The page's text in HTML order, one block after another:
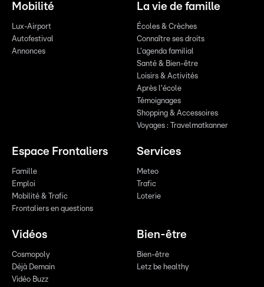
Mobilité
Lux-Airport
Autofestival
Annonces
La vie de famille
Écoles & Crèches
Connaître ses droits
L'agenda familial
Santé & Bien-être
Loisirs & Activités
Après l'école
Témoignages
Shopping & Accessoires
Voyages : Travelmatkanner
Espace Frontaliers
Famille
Emploi
Mobilité & Trafic
Frontaliers en questions
Services
Meteo
Trafic
Loterie
Vidéos
Cosmopoly
Déjà Demain
Vidéo Buzz
Bien-être
Bien-être
Letz be healthy